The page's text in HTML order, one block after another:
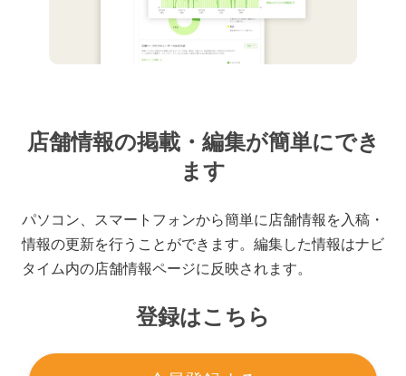
店舗情報の掲載・編集が簡単にでき
ます
パソコン、スマートフォンから簡単に店舗情報を入稿・
情報の更新を行うことができます。編集した情報はナビ
タイム内の店舗情報ページに反映されます。
登録はこちら